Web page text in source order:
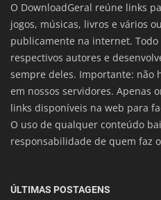
O DownloadGeral reúne links
jogos, músicas, livros e vários
publicamente na internet.
respectivos autores e
sempre deles. Importante: não
em nossos servidores. Apenas
links disponíveis na web para
O uso de qualquer conteúdo
responsabilidade de quem faz
ÚLTIMAS POSTAGENS